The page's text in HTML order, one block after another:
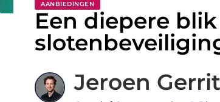
AANBIEDINGEN
Een diepere
Jeroen